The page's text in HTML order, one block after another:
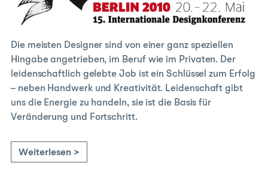
Die meisten Designer sind von einer ganz speziellen
Hingabe angetrieben, im Beruf wie im Privaten. Der
leidenschaftlich gelebte Job ist ein Schlüssel zum Erfolg
– neben Handwerk und Kreativität. Leidenschaft gibt
uns die Energie zu handeln, sie ist die Basis für
Veränderung und Fortschritt.
Weiterlesen >